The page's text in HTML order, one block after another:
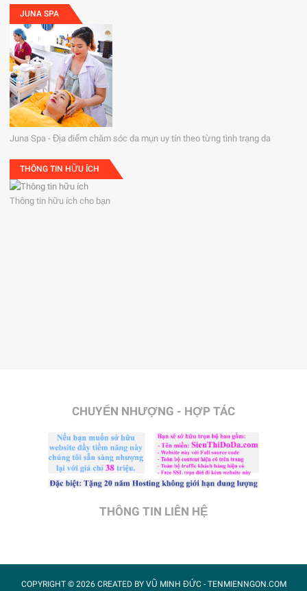
JUNA SPA
Juna Spa - Địa điểm chăm sóc da mụn uy tín theo từng tình trạng da
THÔNG TIN HỮU ÍCH
Thông tin hữu ích cho bạn
CHUYỂN NHƯỢNG - HỢP TÁC
THÔNG TIN LIÊN HỆ
COPYRIGHT © 2026 CREATED BY VŨ MINH ĐỨC- TENMIENNGON.COM